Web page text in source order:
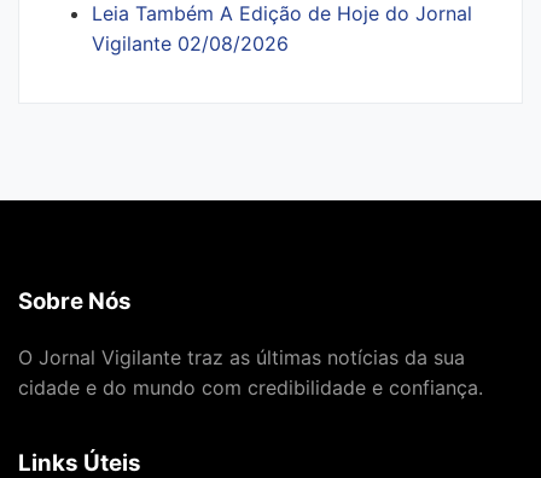
Leia Também A Edição de Hoje do Jornal
Vigilante 02/08/2026
Sobre Nós
O Jornal Vigilante traz as últimas notícias da sua
cidade e do mundo com credibilidade e confiança.
Links Úteis